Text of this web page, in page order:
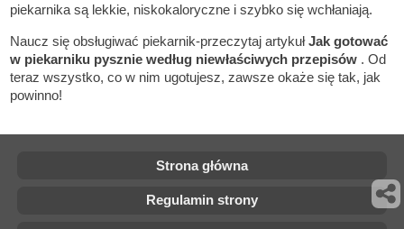
piekarnika są lekkie, niskokaloryczne i szybko się wchłaniają.
Naucz się obsługiwać piekarnik-przeczytaj artykułJak gotować
w piekarniku pysznie według niewłaściwych przepisów . Od
teraz wszystko, co w nim ugotujesz, zawsze okaże się tak, jak
powinno!
Strona główna
Regulamin strony